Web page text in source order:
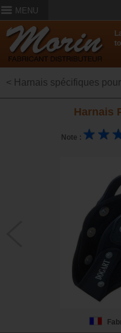
MENU
< Harnais spécifiques
Harnais
Note :